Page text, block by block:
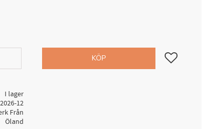
KÖP Lägg till i
I lager
2026-12
Från
Öland